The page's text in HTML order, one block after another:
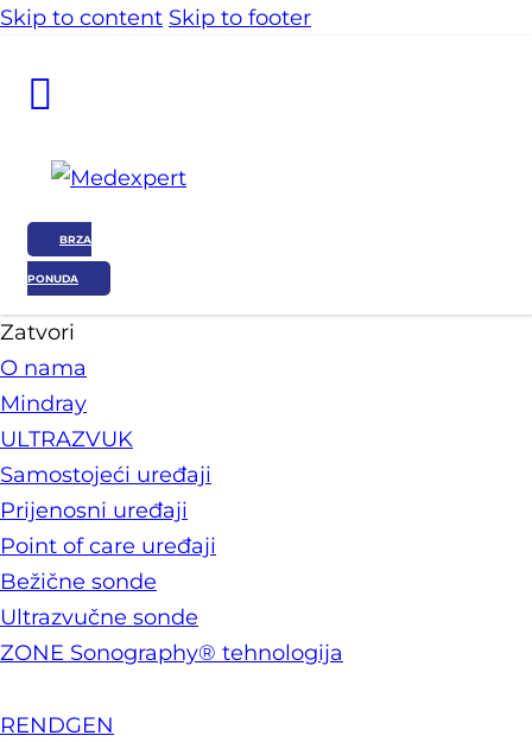
Skip to content Skip to footer
BRZA
PONUDA
Zatvori
O nama
Mindray
ULTRAZVUK
Samostojeći uređaji
Prijenosni uređaji
Point of care uređaji
Bežične sonde
Ultrazvučne sonde
ZONE Sonography® tehnologija
RENDGEN